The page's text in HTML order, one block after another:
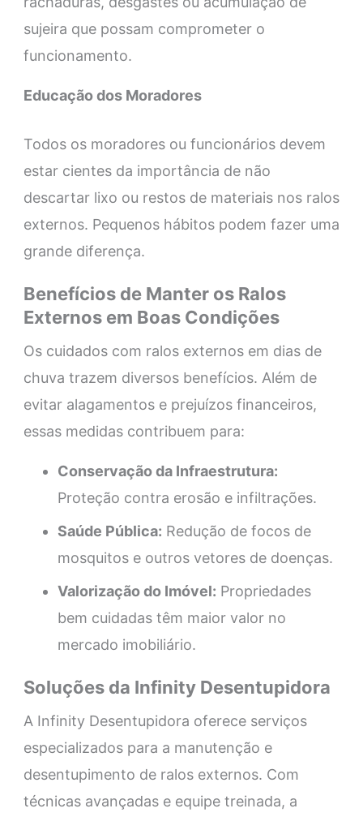
sujeira que possam comprometer o
funcionamento.
Educação dos Moradores
Todos os moradores ou funcionários devem
estar cientes da importância de não
descartar lixo ou restos de materiais nos ralos
externos. Pequenos hábitos podem fazer uma
grande diferença.
Benefícios de Manter os Ralos
Externos em Boas Condições
Os cuidados com ralos externos em dias de
chuva trazem diversos benefícios. Além de
evitar alagamentos e prejuízos financeiros,
essas medidas contribuem para:
Conservação da Infraestrutura:
Proteção contra erosão e infiltrações.
Saúde Pública: Redução de focos de
mosquitos e outros vetores de doenças.
Valorização do Imóvel: Propriedades
bem cuidadas têm maior valor no
mercado imobiliário.
Soluções da Infinity Desentupidora
A Infinity Desentupidora oferece serviços
especializados para a manutenção e
desentupimento de ralos externos. Com
técnicas avançadas e equipe treinada, a